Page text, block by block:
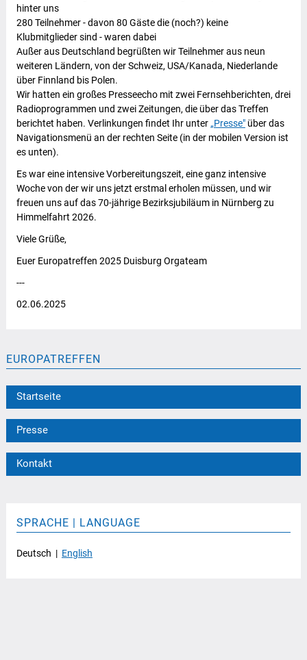
hinter uns
280 Teilnehmer - davon 80 Gäste die (noch?) keine
Klubmitglieder sind - waren dabei
Außer aus Deutschland begrüßten wir Teilnehmer aus neun
weiteren Ländern, von der Schweiz, USA/Kanada, Niederlande
über Finnland bis Polen.
Wir hatten ein großes Presseecho mit zwei Fernsehberichten, drei
Radioprogrammen und zwei Zeitungen, die über das Treffen
berichtet haben. Verlinkungen findet Ihr unter „Presse"über das
Navigationsmenü an der rechten Seite (in der mobilen Version ist
es unten).
Es war eine intensive Vorbereitungszeit, eine ganz intensive
Woche von der wir uns jetzt erstmal erholen müssen, und wir
freuen uns auf das 70-jährige Bezirksjubiläum in Nürnberg zu
Himmelfahrt 2026.
Viele Grüße,
Euer Europatreffen 2025 Duisburg Orgateam
---
02.06.2025
EUROPATREFFEN
Startseite
Presse
Kontakt
SPRACHE | LANGUAGE
Deutsch | English